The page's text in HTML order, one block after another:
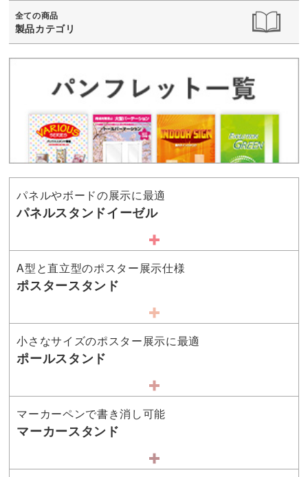
全ての商品
製品カテゴリ
パネルやボードの展示に最適
パネルスタンドイーゼル
A型と直立型のポスター展示仕様
ポスタースタンド
小さなサイズのポスター展示に最適
ポールスタンド
マーカーペンで書き消し可能
マーカースタンド